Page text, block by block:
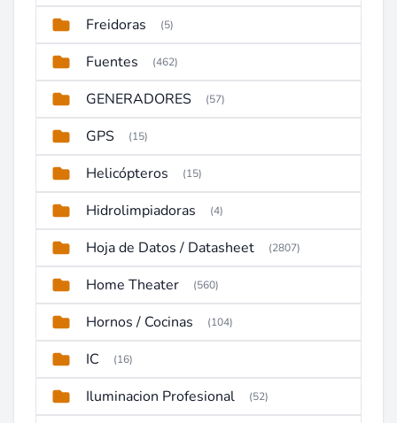
Freidoras (5)
Fuentes (462)
GENERADORES (57)
GPS (15)
Helicópteros (15)
Hidrolimpiadoras (4)
Hoja de Datos / Datasheet (2807)
Home Theater (560)
Hornos / Cocinas (104)
IC (16)
Iluminacion Profesional (52)